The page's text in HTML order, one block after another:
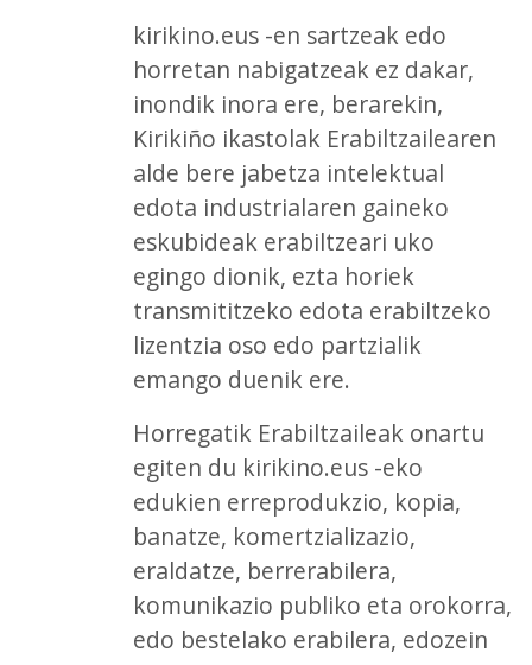
kirikino.eus -en sartzeak edo
horretan nabigatzeak ez dakar,
inondik inora ere, berarekin,
Kirikiño ikastolak Erabiltzailearen
alde bere jabetza intelektual
edota industrialaren gaineko
eskubideak erabiltzeari uko
egingo dionik, ezta horiek
transmititzeko edota erabiltzeko
lizentzia oso edo partzialik
emango duenik ere.
Horregatik Erabiltzaileak onartu
egiten du kirikino.eus -eko
edukien erreprodukzio, kopia,
banatze, komertzializazio,
eraldatze, berrerabilera,
komunikazio publiko eta orokorra,
edo bestelako erabilera, edozein